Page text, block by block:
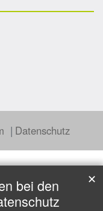
Datenschutz
bei den
✕